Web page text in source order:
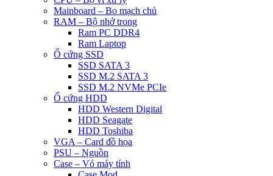
Mainboard – Bo mạch chủ
RAM – Bộ nhớ trong
Ram PC DDR4
Ram Laptop
Ổ cứng SSD
SSD SATA 3
SSD M.2 SATA 3
SSD M.2 NVMe PCIe
Ổ cứng HDD
HDD Western Digital
HDD Seagate
HDD Toshiba
VGA – Card đồ họa
PSU – Nguồn
Case – Vỏ máy tính